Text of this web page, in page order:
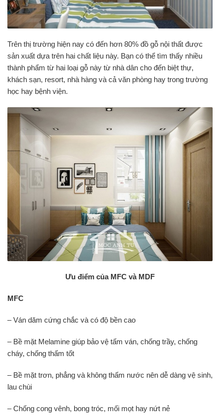
Trên thị trường hiện nay có đến hơn 80% đồ gỗ nội thất được
sản xuất dựa trên hai chất liệu này. Bạn có thể tìm thấy nhiều
thành phẩm từ hai loại gỗ này từ nhà dân cho đến biệt thự,
khách sạn, resort, nhà hàng và cả văn phòng hay trong trường
học hay bệnh viện.
Ưu điểm của MFC và MDF
MFC
– Ván dăm cứng chắc và có độ bền cao
– Bề mặt Melamine giúp bảo vệ tấm ván, chống trầy, chống
cháy, chống thấm tốt
– Bề mặt trơn, phẳng và không thấm nước nên dễ dàng vệ sinh,
lau chùi
– Chống cong vênh, bong tróc, mối mọt hay nứt nẻ